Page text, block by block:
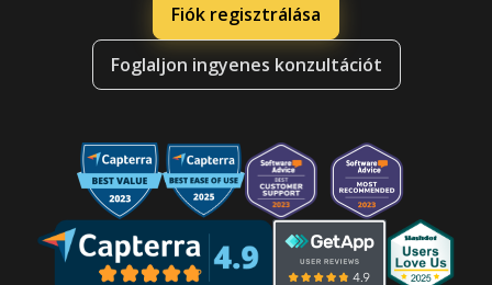
Fiók regisztrálása
Foglaljon ingyenes konzultációt